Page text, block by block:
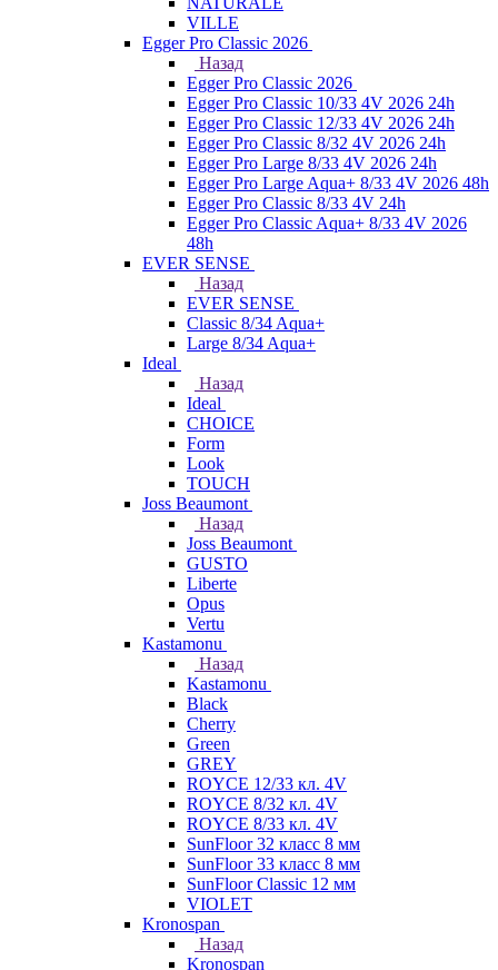
VILLE
Egger Pro Classic 2026
Назад
Egger Pro Classic 2026
Egger Pro Classic 10/33 4V 2026 24h
Egger Pro Classic 12/33 4V 2026 24h
Egger Pro Classic 8/32 4V 2026 24h
Egger Pro Large 8/33 4V 2026 24h
Egger Pro Large Aqua+ 8/33 4V 2026 48h
Egger Pro Classic 8/33 4V 24h
Egger Pro Classic Aqua+ 8/33 4V 2026
48h
EVER SENSE
Назад
EVER SENSE
Classic 8/34 Aqua+
Large 8/34 Aqua+
Ideal
Назад
Ideal
CHOICE
Form
Look
TOUCH
Joss Beaumont
Назад
Joss Beaumont
GUSTO
Liberte
Opus
Vertu
Kastamonu
Назад
Kastamonu
Black
Cherry
Green
GREY
ROYCE 12/33 кл. 4V
ROYCE 8/32 кл. 4V
ROYCE 8/33 кл. 4V
SunFloor 32 класс 8 мм
SunFloor 33 класс 8 мм
SunFloor Classic 12 мм
VIOLET
Kronospan
Назад
Kronospan